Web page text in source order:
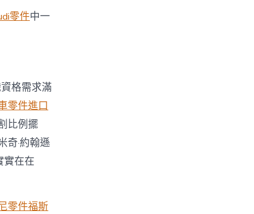
零件中一
格需求滿
零件進口
比例擺
奇·約翰遜
實在在
零件福斯